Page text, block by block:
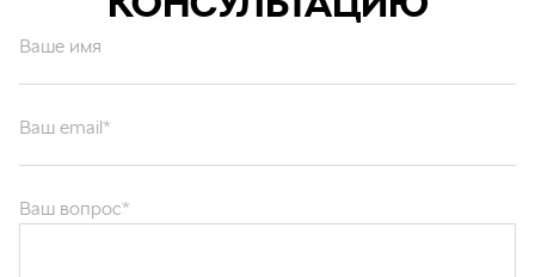
Ваше имя
персональных данных